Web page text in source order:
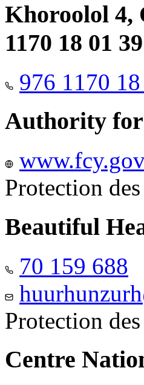
Khoroolol 4,
1170 18 01 39
976 1170
Authority for
Protection
Beautiful
70 159 688
Protection
Centre